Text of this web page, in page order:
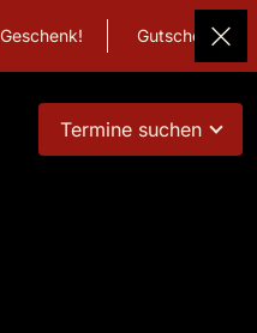
Gutschein
Termine suchen